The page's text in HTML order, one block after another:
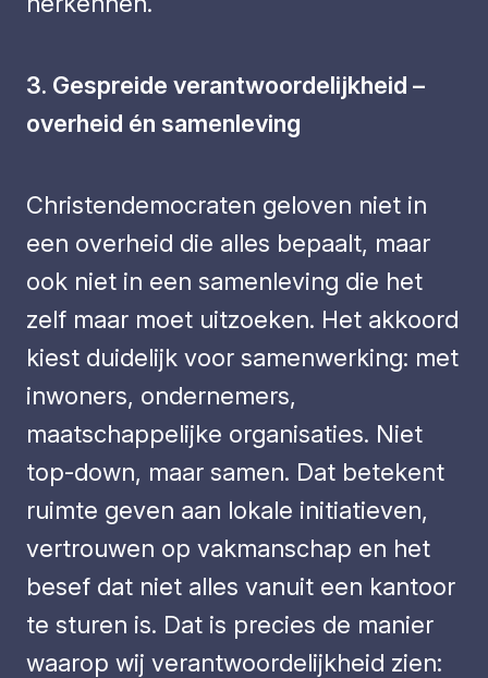
3. Gespreide verantwoordelijkheid –
overheid én samenleving
Christendemocraten geloven niet in
een overheid die alles bepaalt, maar
ook niet in een samenleving die het
zelf maar moet uitzoeken. Het akkoord
kiest duidelijk voor samenwerking: met
inwoners, ondernemers,
maatschappelijke organisaties. Niet
top-down, maar samen. Dat betekent
ruimte geven aan lokale initiatieven,
vertrouwen op vakmanschap en het
besef dat niet alles vanuit een kantoor
te sturen is. Dat is precies de manier
waarop wij verantwoordelijkheid zien: